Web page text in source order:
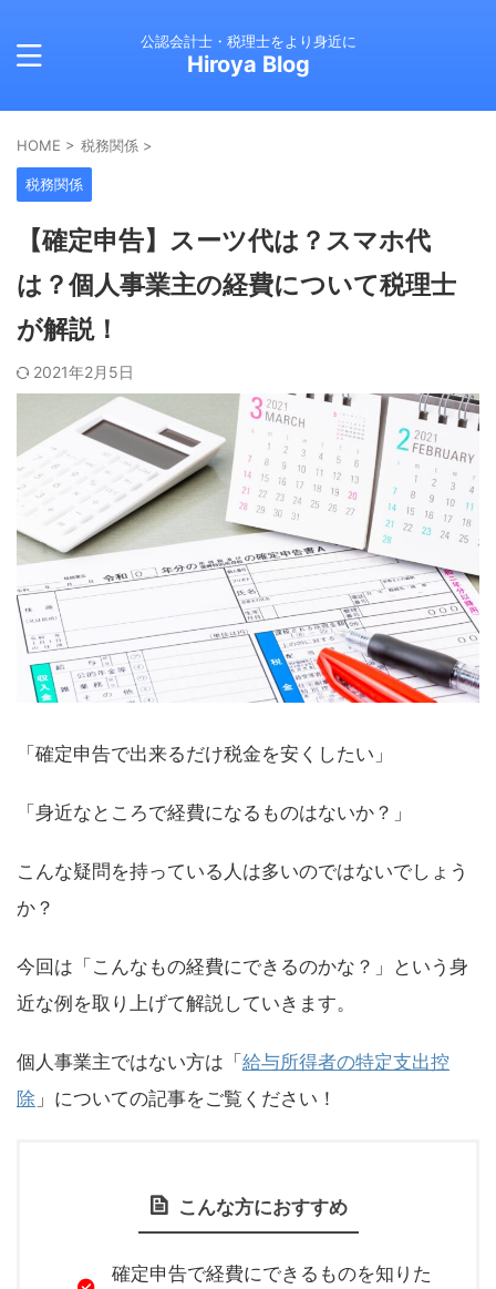
公認会計士・税理士をより身近に
Hiroya Blog
HOME > 税務関係 >
税務関係
【確定申告】スーツ代は？スマホ代
は？個人事業主の経費について税理士
が解説！
2021年2月5日
「確定申告で出来るだけ税金を安くしたい」
「身近なところで経費になるものはないか？」
こんな疑問を持っている人は多いのではないでしょう
か？
今回は「こんなもの経費にできるのかな？」という身
近な例を取り上げて解説していきます。
個人事業主ではない方は「 給与所得者の特定支出控
除 」についての記事をご覧ください！
こんな方におすすめ
確定申告で経費にできるものを知りた